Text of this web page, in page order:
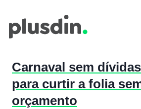
Carnaval sem
para curtir a folia
orçamento